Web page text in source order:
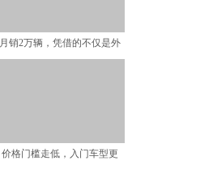
月销2万辆，凭借的不仅是外
价格门槛走低，入门车型更